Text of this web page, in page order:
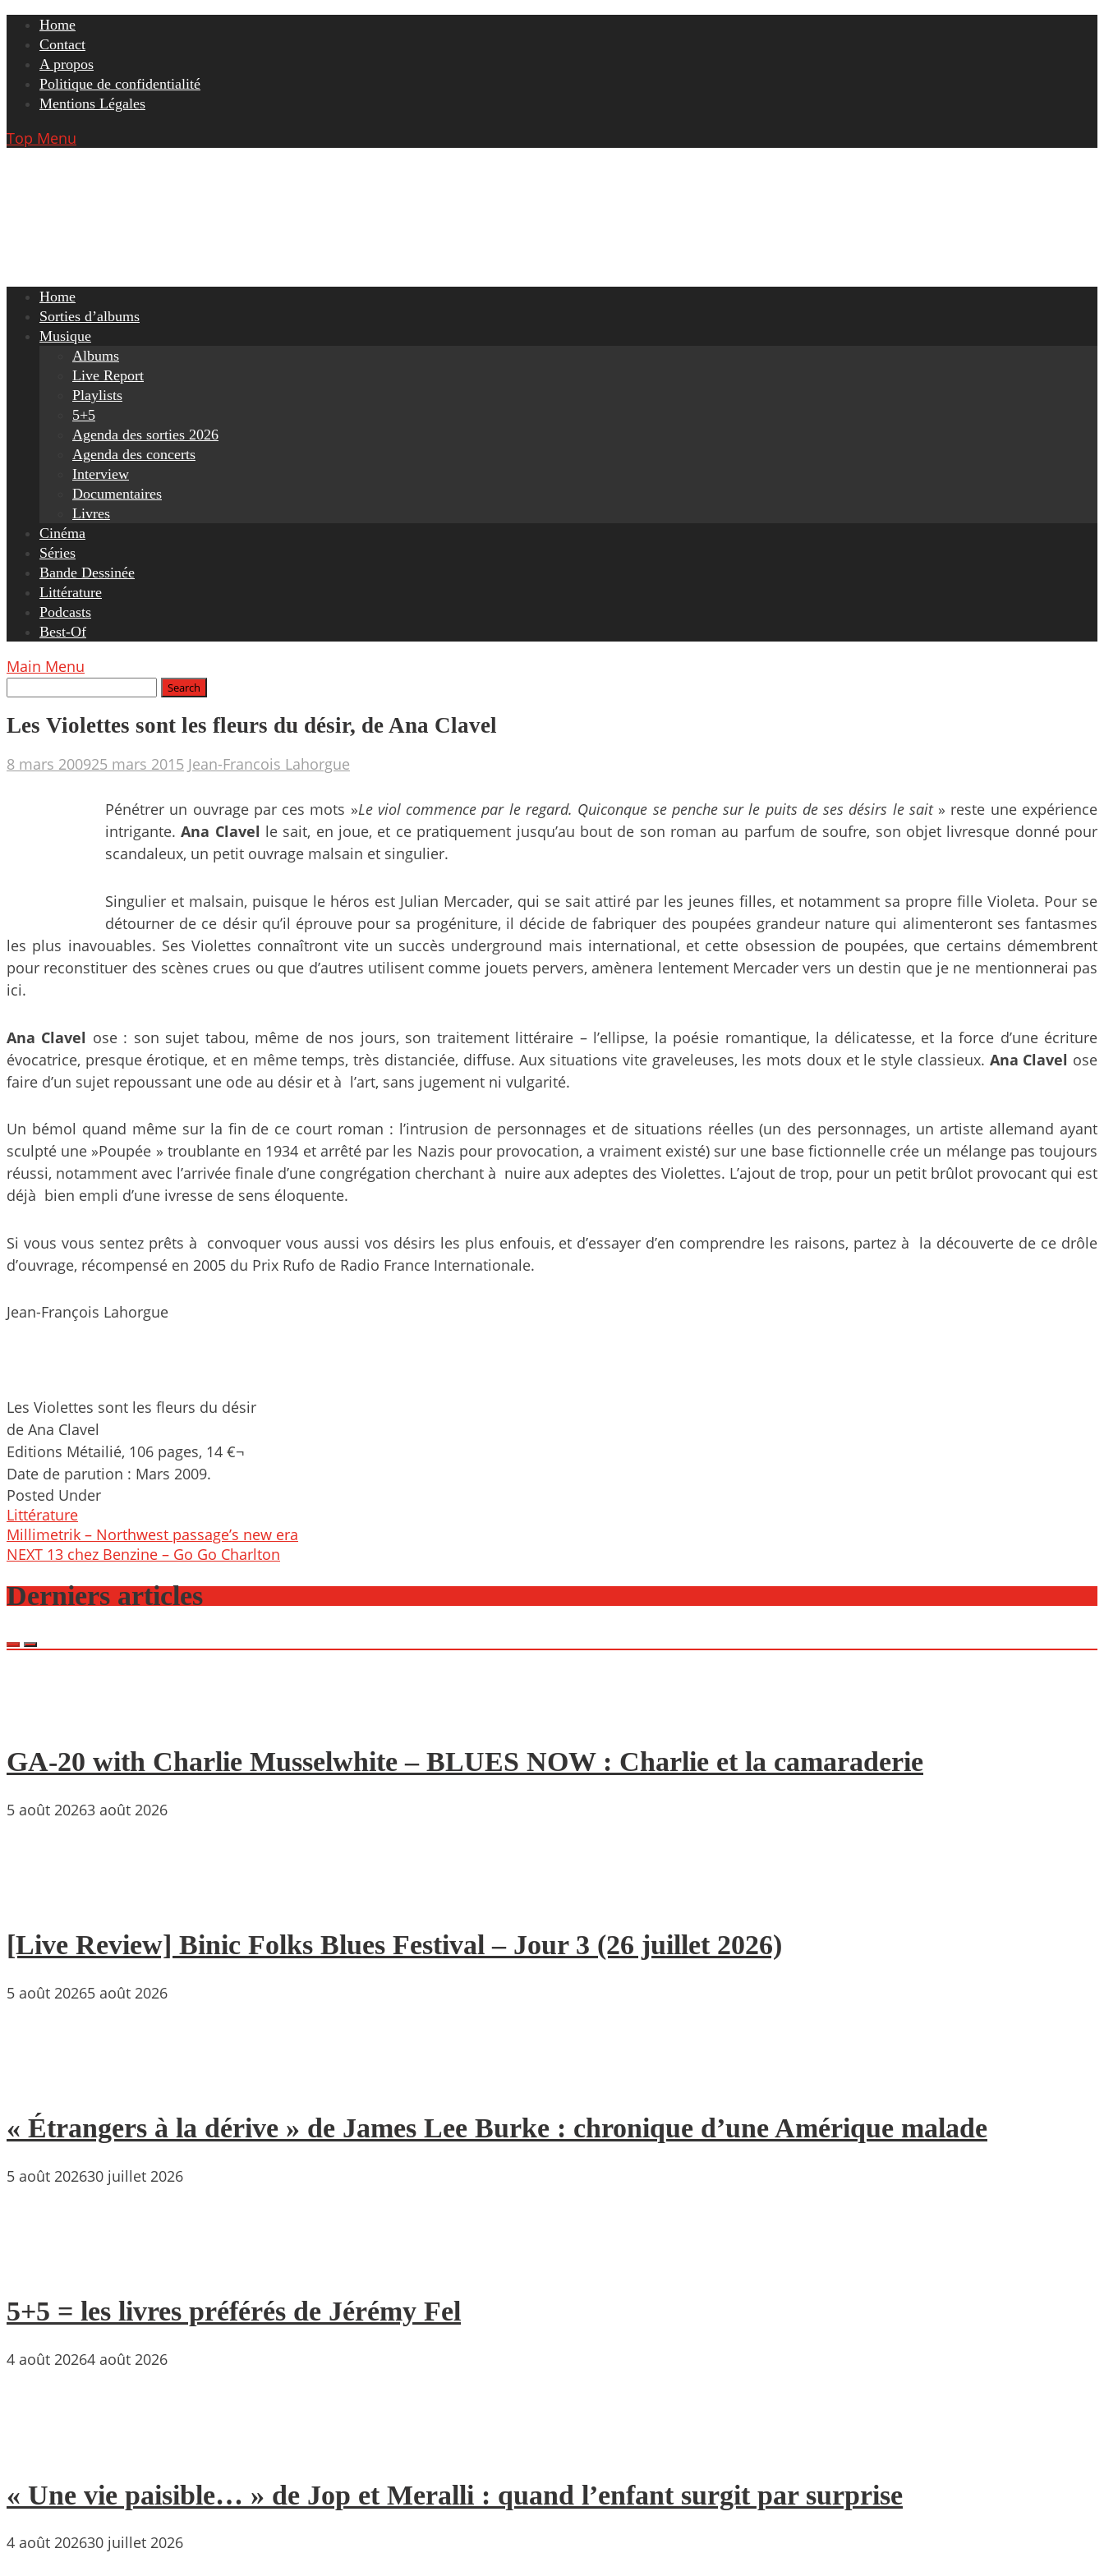
Skip
content
Home
Contact
A propos
Politique de confidentialité
Mentions Légales
Top Menu
Home
Sorties d’albums
Musique
Albums
Live Report
Playlists
5+5
Agenda des sorties 2026
Agenda des concerts
Interview
Documentaires
Livres
Cinéma
Séries
Bande Dessinée
Littérature
Podcasts
Best-Of
Main Menu
Les Violettes sont les fleurs du désir, de Ana Clavel
8 mars 200925 mars 2015 Jean-Francois Lahorgue
Pénétrer un ouvrage par ces mots »Le viol commence par le regard. Quiconque se penche sur le puits de ses désirs le sait» reste une expérience
intrigante.Ana Clavel le sait, en joue, et ce pratiquement jusqu’au bout de son roman au parfum de soufre, son objet livresque donné pour
scandaleux, un petit ouvrage malsain et singulier.
Singulier et malsain, puisque le héros est Julian Mercader, qui se sait attiré par les jeunes filles, et notamment sa propre fille Violeta. Pour se
détourner de ce désir qu’il éprouve pour sa progéniture, il décide de fabriquer des poupées grandeur nature qui alimenteront ses fantasmes
les plus inavouables. Ses Violettes connaîtront vite un succès underground mais international, et cette obsession de poupées, que certains démembrent
pour reconstituer des scènes crues ou que d’autres utilisent comme jouets pervers, amènera lentement Mercader vers un destin que je ne mentionnerai pas
ici.
Ana Clavel ose : son sujet tabou, même de nos jours, son traitement littéraire – l’ellipse, la poésie romantique, la délicatesse, et la force d’une écriture
évocatrice, presque érotique, et en même temps, très distanciée, diffuse. Aux situations vite graveleuses, les mots doux et le style classieux. Ana Clavel ose
faire d’un sujet repoussant une ode au désir et à l’art, sans jugement ni vulgarité.
Un bémol quand même sur la fin de ce court roman : l’intrusion de personnages et de situations réelles (un des personnages, un artiste allemand ayant
sculpté une »Poupée » troublante en 1934 et arrêté par les Nazis pour provocation, a vraiment existé) sur une base fictionnelle crée un mélange pas toujours
réussi, notamment avec l’arrivée finale d’une congrégation cherchant à nuire aux adeptes des Violettes. L’ajout de trop, pour un petit brûlot provocant qui est
déjà bien empli d’une ivresse de sens éloquente.
Si vous vous sentez prêts à convoquer vous aussi vos désirs les plus enfouis, et d’essayer d’en comprendre les raisons, partez à la découverte de ce drôle
d’ouvrage, récompensé en 2005 du Prix Rufo de Radio France Internationale.
Jean-François Lahorgue
Les Violettes sont les fleurs du désir
de Ana Clavel
Editions Métailié, 106 pages, 14 €¬
Date de parution : Mars 2009.
Posted Under
Littérature
Post
navigation
Millimetrik – Northwest passage’s new era
NEXT 13 chez Benzine – Go Go Charlton
Derniers articles
GA-20 with Charlie Musselwhite – BLUES NOW : Charlie et la camaraderie
5 août 20263 août 2026
[Live Review] Binic Folks Blues Festival – Jour 3 (26 juillet 2026)
5 août 20265 août 2026
« Étrangers à la dérive » de James Lee Burke : chronique d’une Amérique malade
5 août 202630 juillet 2026
5+5 = les livres préférés de Jérémy Fel
4 août 20264 août 2026
« Une vie paisible… » de Jop et Meralli : quand l’enfant surgit par surprise
4 août 202630 juillet 2026